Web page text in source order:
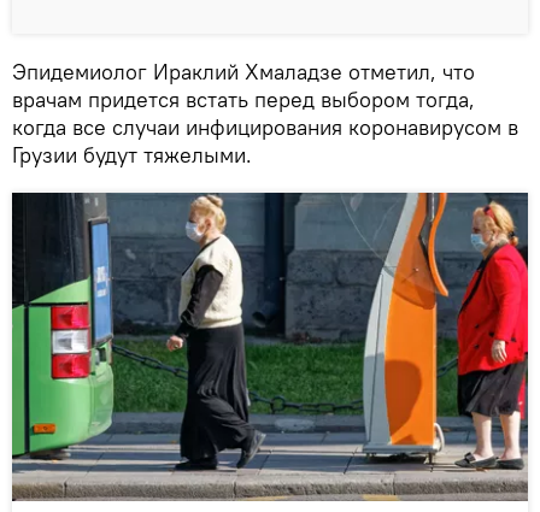
Эпидемиолог Ираклий Хмаладзе отметил, что
врачам придется встать перед выбором тогда,
когда все случаи инфицирования коронавирусом в
Грузии будут тяжелыми.